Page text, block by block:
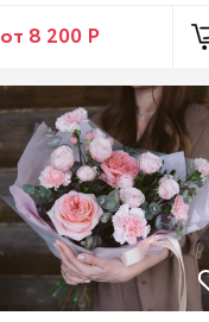
от 8 200 Р